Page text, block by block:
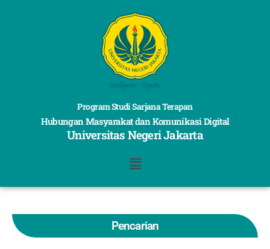
Program Studi Sarjana Terapan
Hubungan Masyarakat dan Komunikasi Digital
Universitas Negeri Jakarta
Pencarian